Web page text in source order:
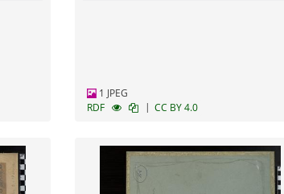
1 JPEG
RDF
| CC BY 4.0